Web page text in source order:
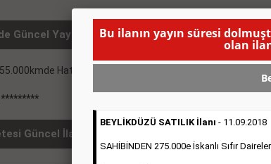
Güncel Yayınlanmış Vasıta İlanı
Hatasız 43.900e ( BU İLANIN YAYINLANMA
Güncel İlanlar
Bu ilanın yayın süresi
olan
BEYLİKDÜZÜ SATILIK İlanı - 11.09.2018
SAHİBİNDEN 275.000e İskanlı Sıfır